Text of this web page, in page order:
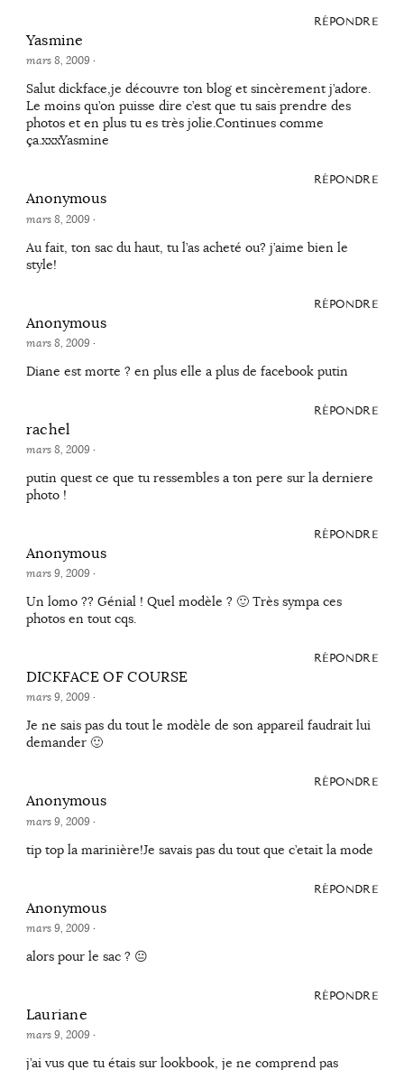
RÉPONDRE
Yasmine
mars 8, 2009 ·
Salut dickface,je découvre ton blog et sincèrement j’adore.
Le moins qu’on puisse dire c’est que tu sais prendre des
photos et en plus tu es très jolie.Continues comme
ça.xxxYasmine
RÉPONDRE
Anonymous
mars 8, 2009 ·
Au fait, ton sac du haut, tu l’as acheté ou? j’aime bien le
style!
RÉPONDRE
Anonymous
mars 8, 2009 ·
Diane est morte ? en plus elle a plus de facebook putin
RÉPONDRE
rachel
mars 8, 2009 ·
putin quest ce que tu ressembles a ton pere sur la derniere
photo !
RÉPONDRE
Anonymous
mars 9, 2009 ·
Un lomo ?? Génial ! Quel modèle ? 🙂 Très sympa ces
photos en tout cqs.
RÉPONDRE
DICKFACE OF COURSE
mars 9, 2009 ·
Je ne sais pas du tout le modèle de son appareil faudrait lui
demander 🙂
RÉPONDRE
Anonymous
mars 9, 2009 ·
tip top la marinière!Je savais pas du tout que c’etait la mode
RÉPONDRE
Anonymous
mars 9, 2009 ·
alors pour le sac ? 😐
RÉPONDRE
Lauriane
mars 9, 2009 ·
j’ai vus que tu étais sur lookbook, je ne comprend pas